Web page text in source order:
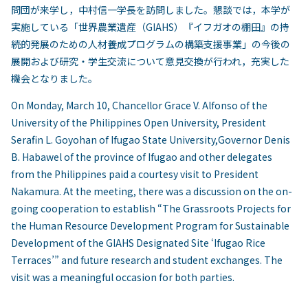
問団が来学し，中村信一学長を訪問しました。懇談では，本学が
実施している「世界農業遺産（GIAHS）『イフガオの棚田』の持
続的発展のための人材養成プログラムの構築支援事業」の今後の
展開および研究・学生交流について意見交換が行われ，充実した
機会となりました。
On Monday, March 10, Chancellor Grace V. Alfonso of the
University of the Philippines Open University, President
Serafin L. Goyohan of Ifugao State University,Governor Denis
B. Habawel of the province of Ifugao and other delegates
from the Philippines paid a courtesy visit to President
Nakamura. At the meeting, there was a discussion on the on-
going cooperation to establish “The Grassroots Projects for
the Human Resource Development Program for Sustainable
Development of the GIAHS Designated Site ‘Ifugao Rice
Terraces’” and future research and student exchanges. The
visit was a meaningful occasion for both parties.